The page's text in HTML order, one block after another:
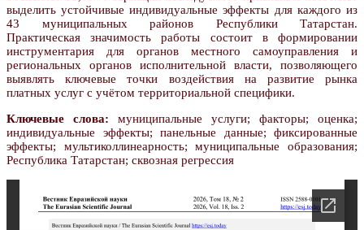
выделить устойчивые индивидуальные эффекты для каждого из
43 муниципальных районов Республики Татарстан.
Практическая значимость работы состоит в формировании
инструментария для органов местного самоуправления и
региональных органов исполнительной власти, позволяющего
выявлять ключевые точки воздействия на развитие рынка
платных услуг с учётом территориальной специфики.
Ключевые слова: муниципальные услуги; факторы; оценка;
индивидуальные эффекты; панельные данные; фиксированные
эффекты; мультиколлинеарность; муниципальные образования;
Республика Татарстан; сквозная регрессия